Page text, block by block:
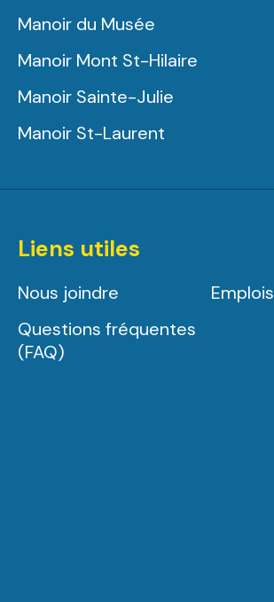
Manoir du Musée
Manoir Mont St-Hilaire
Manoir Sainte-Julie
Manoir St-Laurent
Liens utiles
Nous joindre
Emplois
Questions fréquentes
(FAQ)